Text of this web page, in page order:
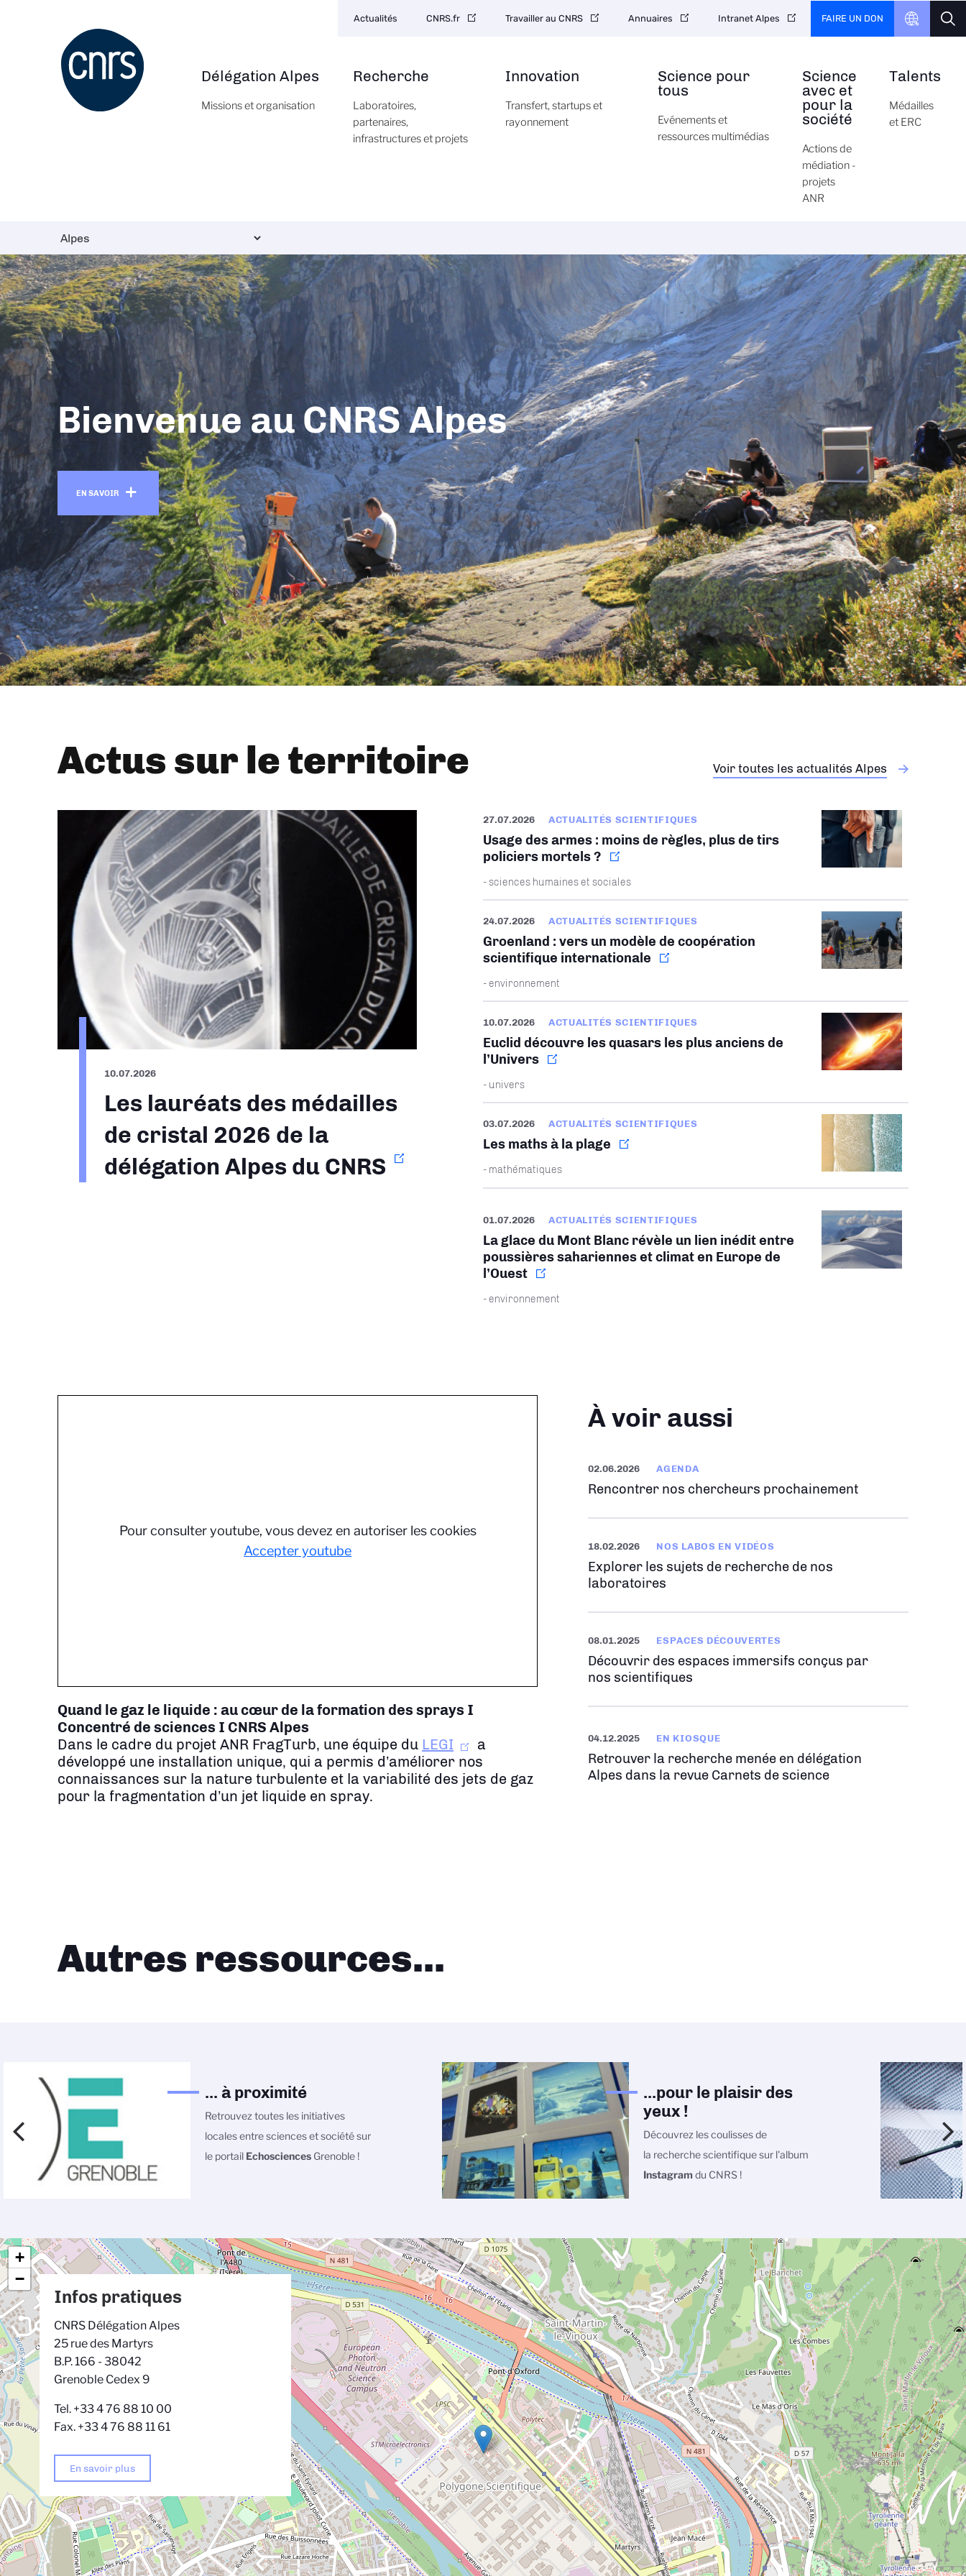
Navigation
principale
Délégation Alpes
Missions et organisation
Recherche
Laboratoires,
partenaires,
infrastructures et projets
Innovation
Transfert, startups et
rayonnement
Science pour
tous
Evénements et
ressources multimédias
Science
avec et
pour la
société
Actions de
médiation -
projets
ANR
Talents
Médailles
et ERC
secondaire
Actualités CNRS.fr Travailler au CNRS Annuaires Intranet Alpes FAIRE UN DON
Bienvenue au CNRS Alpes
EN SAVOIR
Actus sur le territoire Voir toutes les actualités Alpes
10.07.2026
Les lauréats des médailles
de cristal 2026 de la
délégation Alpes du CNRS
27.07.2026 ACTUALITÉS SCIENTIFIQUES
Usage des armes : moins de règles, plus de tirs
policiers mortels ?
- sciences humaines et sociales
24.07.2026 ACTUALITÉS SCIENTIFIQUES
Groenland : vers un modèle de coopération
scientifique internationale
- environnement
10.07.2026 ACTUALITÉS SCIENTIFIQUES
Euclid découvre les quasars les plus anciens de
l’Univers
- univers
03.07.2026 ACTUALITÉS SCIENTIFIQUES
Les maths à la plage
- mathématiques
01.07.2026 ACTUALITÉS SCIENTIFIQUES
La glace du Mont Blanc révèle un lien inédit entre
poussières sahariennes et climat en Europe de
l’Ouest
- environnement
Pour consulter youtube, vous devez en autoriser les cookies
Accepter youtube
Quand le gaz le liquide : au cœur de la formation des sprays I
Concentré de sciences I CNRS Alpes
Dans le cadre du projet ANR FragTurb, une équipe du LEGI
a
développé une installation unique, qui a permis d’améliorer nos
connaissances sur la nature turbulente et la variabilité des jets de gaz
pour la fragmentation d’un jet liquide en spray.
À voir aussi
02.06.2026 AGENDA
Rencontrer nos chercheurs prochainement
18.02.2026 NOS LABOS EN VIDÉOS
Explorer les sujets de recherche de nos
laboratoires
08.01.2025 ESPACES DÉCOUVERTES
Découvrir des espaces immersifs conçus par
nos scientifiques
04.12.2025 EN KIOSQUE
Retrouver la recherche menée en délégation
Alpes dans la revue Carnets de science
Autres ressources...
... à proximité
Retrouvez toutes les initiatives
locales entre sciences et société sur
le portail Echosciences Grenoble !
...pour le plaisir des
yeux !
Découvrez les coulisses de
la recherche scientifique sur l'album
Instagramdu CNRS !
+
−
Infos pratiques
CNRS Délégation Alpes
25 rue des Martyrs
B.P. 166 - 38042
Grenoble Cedex 9
Tel. +33 4 76 88 10 00
Fax. +33 4 76 88 11 61
En savoir plus